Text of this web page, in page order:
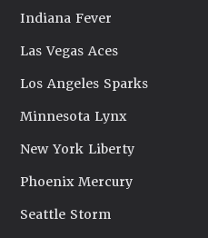
Indiana Fever
Las Vegas Aces
Los Angeles Sparks
Minnesota Lynx
New York Liberty
Phoenix Mercury
Seattle Storm